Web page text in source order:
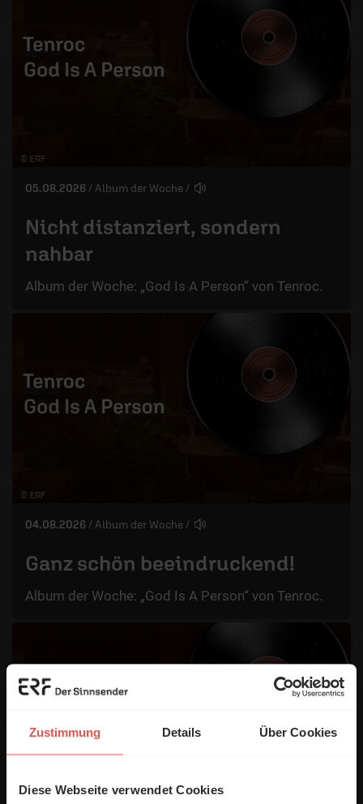
Zustimmung Details Über Cookies
Diese Webseite verwendet Cookies
© ERF
05.08.2026 / Album der Woche /
Nicht distanziert, sondern
nahbar
Album der Woche: „God Is A Person“ von Tenroc.
© ERF
04.08.2026 / Album der Woche /
Ganz schön beeindruckend!
Album der Woche: „God Is A Person“ von Tenroc.